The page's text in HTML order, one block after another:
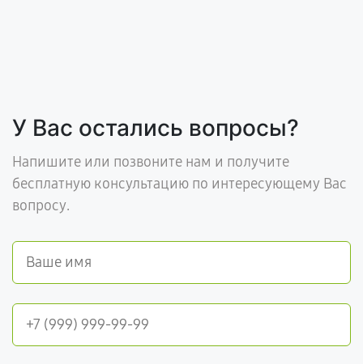
У Вас остались вопросы?
Напишите или позвоните нам и получите
бесплатную консультацию по интересующему Вас
вопросу.